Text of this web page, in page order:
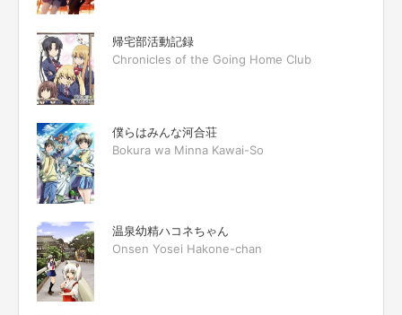
帰宅部活動記録
Chronicles of the Going Home Club
僕らはみんな河合荘
Bokura wa Minna Kawai-So
温泉幼精ハコネちゃん
Onsen Yosei Hakone-chan